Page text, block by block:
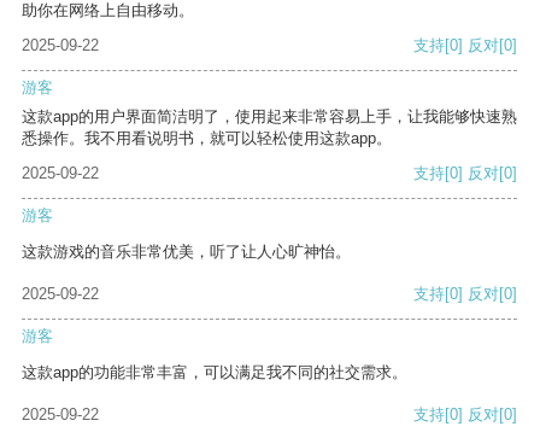
助你在网络上自由移动。
2025-09-22
支持[0] 反对[0]
游客
这款app的用户界面简洁明了，使用起来非常容易上手，让我能够快速熟
悉操作。我不用看说明书，就可以轻松使用这款app。
2025-09-22
支持[0] 反对[0]
游客
这款游戏的音乐非常优美，听了让人心旷神怡。
2025-09-22 支持[0] 反对[0]
游客
这款app的功能非常丰富，可以满足我不同的社交需求。
2025-09-22 支持[0] 反对[0]